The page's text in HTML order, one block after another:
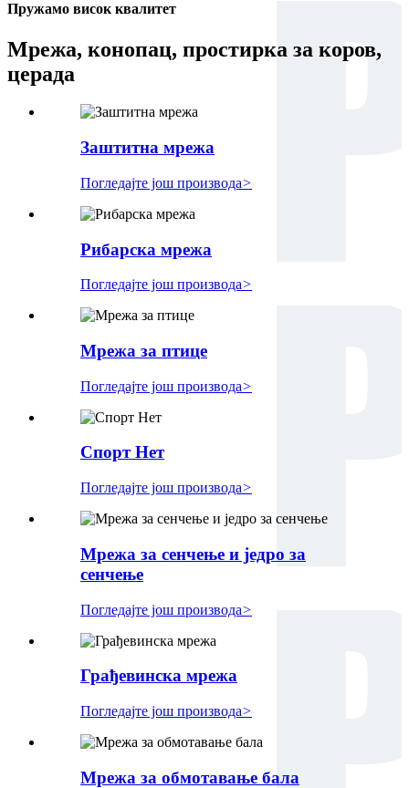
Пружамо висок квалитет
Мрежа, конопац, простирка за коров,
церада
Заштитна мрежа
Погледајте још производа>
Рибарска мрежа
Погледајте још производа>
Мрежа за птице
Погледајте још производа>
Спорт Нет
Погледајте још производа>
Мрежа за сенчење и једро за
сенчење
Погледајте још производа>
Грађевинска мрежа
Погледајте још производа>
Мрежа за обмотавање бала